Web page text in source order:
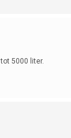
5000 liter.